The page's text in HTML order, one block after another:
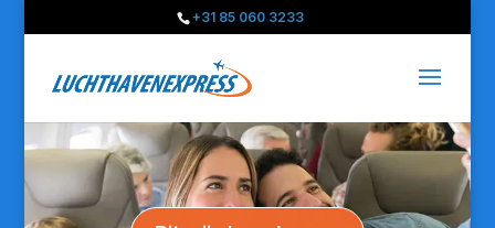
+31 85 060 3233